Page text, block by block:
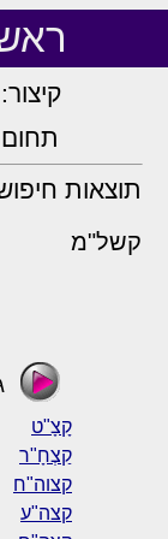
קיצור:
תוצאות
קשל"מ
קָצָ"ט
קַצְחָ"ר
קצוה"ח
קצה"ע